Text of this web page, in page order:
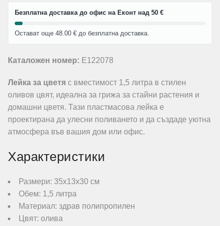
Безплатна доставка до офис на Еконт над 50 €
Остават още 48.00 € до безплатна доставка.
Каталожен номер: E122078
Лейка за цветя с вместимост 1,5 литра в стилен
оливов цвят, идеална за грижа за стайни растения и
домашни цветя. Тази пластмасова лейка е
проектирана да улесни поливането и да създаде уютна
атмосфера във вашия дом или офис.
Характеристики
Размери: 35х13х30 см
Обем: 1,5 литра
Материал: здрав полипропилен
Цвят: олива